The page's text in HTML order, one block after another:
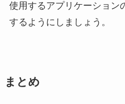
使用するアプリケーション
するようにしましょう。
まとめ